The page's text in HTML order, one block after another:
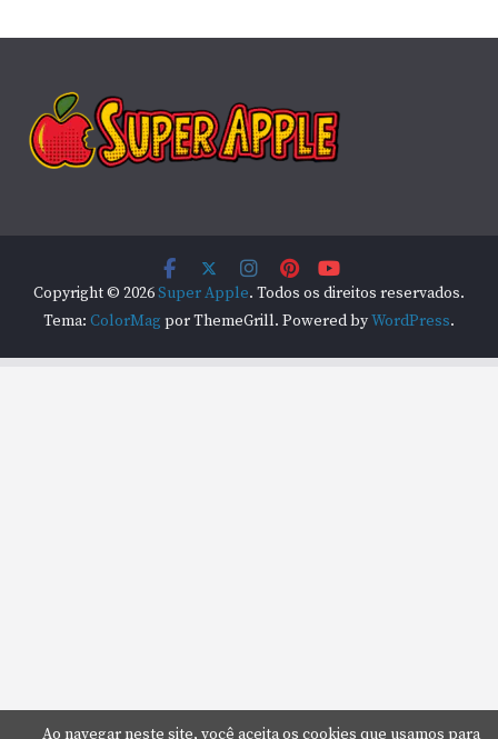
Copyright © 2026Super Apple. Todos os direitos reservados.
Tema: ColorMag por ThemeGrill. Powered byWordPress.
Ao navegar neste site, você aceita os cookies que usamos para